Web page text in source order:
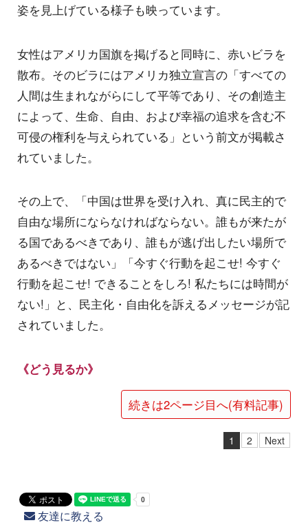
姿を見上げている様子も映っています。
女性はアメリカ国旗を掲げると同時に、赤いビラを
散布。そのビラにはアメリカ独立宣言の「すべての
人間は生まれながらにして平等であり、その創造主
によって、生命、自由、および幸福の追求を含む不
可侵の権利を与えられている」という前文が掲載さ
れていました。
その上で、「中国は世界を受け入れ、真に民主的で
自由な場所にならなければならない。誰もが来たが
る国であるべきであり、誰もが逃げ出したい場所で
あるべきではない」「今すぐ行動を起こせ! 今すぐ
行動を起こせ! できることをしろ! 私たちには時間が
ない!」と、民主化・自由化を訴えるメッセージが記
されていました。
《どう見るか》
続きは2ページ目へ(有料記事)
1 2 Next
友達に教える